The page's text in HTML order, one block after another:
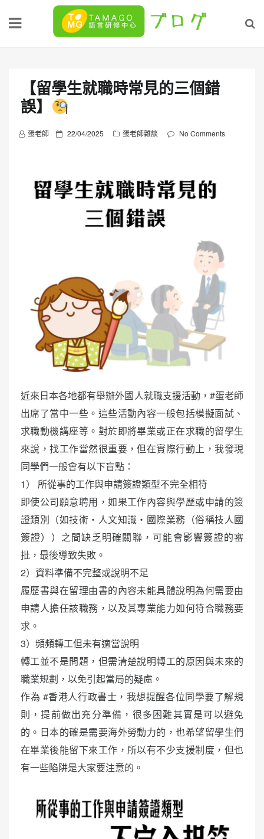
【留學生就職時常見的三個錯
誤】
蛋老師
P
e
22/04/2025 蛋老師雜談 No Comments
近來日本各地都有舉辦外國人就職支援活動，#蛋老師
出席了當中一些。這些活動內容一般包括模擬面試、
求職動機講座等。對於即將畢業或正在求職的留學生
來說，找工作當然很重要，但在實際行動上，我發現
同學們一般會有以下盲點：
1） 所從事的工作與申請簽證類型不完全相符
即使公司願意聘用，如果工作內容與學歷或申請的簽
證類別（如技術・人文知識・國際業務（俗稱技人國
簽證））之間缺乏明確關聯，可能會影響簽證的審
批，最後導致失敗。
2）資料準備不完整或說明不足
履歷書與在留理由書的內容未能具體說明為何需要由
申請人擔任該職務，以及其專業能力如何符合職務要
求。
3）頻頻轉工但未有適當說明
轉工並不是問題，但需清楚說明轉工的原因與未來的
職業規劃，以免引起當局的疑慮。
作為 #香港人行政書士，我想提醒各位同學要了解規
則，提前做出充分準備，很多困難其實是可以避免
的。日本的確是需要海外勞動力的，也希望留學生們
在畢業後能留下來工作，所以有不少支援制度，但也
有一些陷阱是大家要注意的。